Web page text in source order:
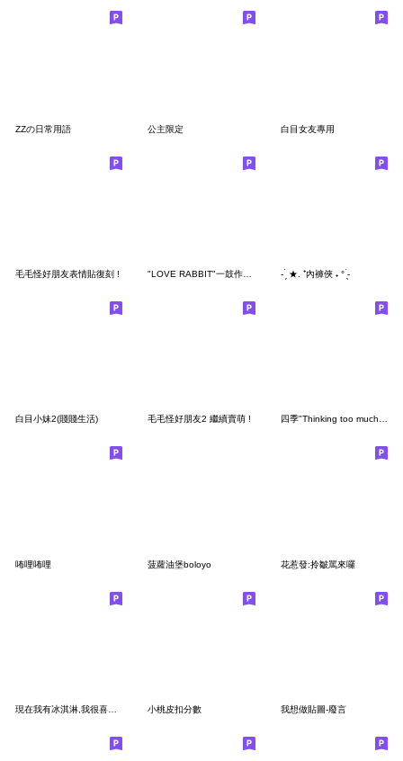
ZZの日常用語 公主限定 白目女友專用
毛毛怪好朋友表情貼復刻 ! - ̗̀ ★. ⁺內褲俠 ₊ ° ̖́-
白目小妹2(賤賤生活) 毛毛怪好朋友2 繼續賣萌 ! 四季"Thinking too much PIKO-chan"台灣版
咘哩咘哩 菠蘿油堡boloyo 花惹發:拎皺罵來囉
小桃皮扣分數 我想做貼圖-廢言